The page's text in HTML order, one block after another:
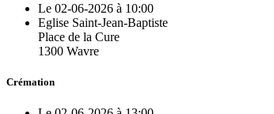
Le 02-06-2026 à 10:00
Eglise Saint-Jean-Baptiste
Place de la Cure
1300 Wavre
Crémation